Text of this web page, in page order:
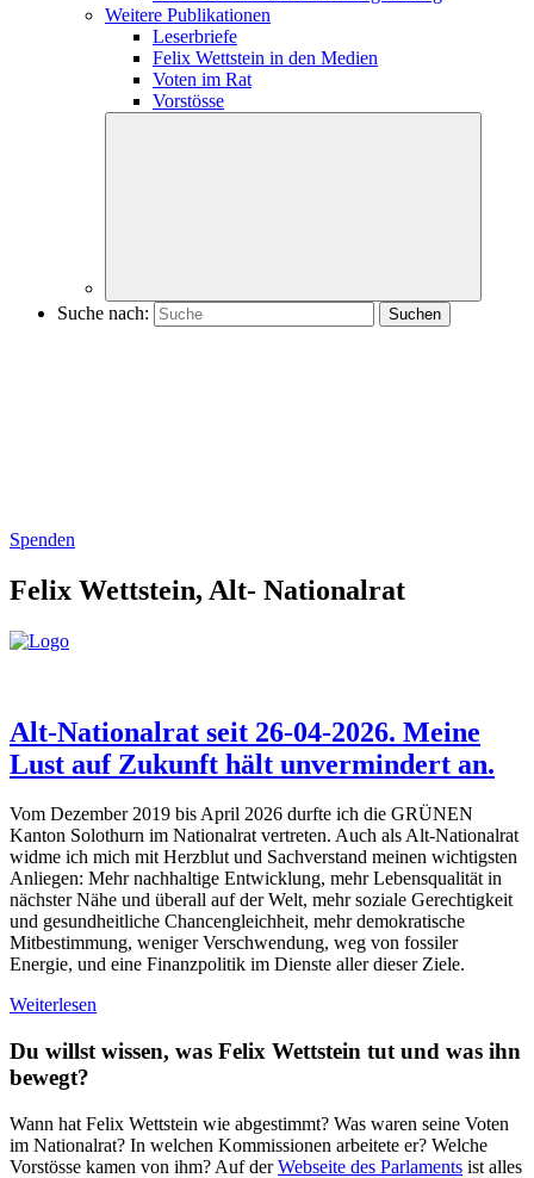
Weitere Publikationen
Leserbriefe
Felix Wettstein in den Medien
Voten im Rat
Vorstösse
Suche nach:
Spenden
Felix Wettstein, Alt- Nationalrat
Alt-Nationalrat seit 26-04-2026. Meine
Lust auf Zukunft hält unvermindert an.
Vom Dezember 2019 bis April 2026 durfte ich die GRÜNEN
Kanton Solothurn im Nationalrat vertreten. Auch als Alt-Nationalrat
widme ich mich mit Herzblut und Sachverstand meinen wichtigsten
Anliegen: Mehr nachhaltige Entwicklung, mehr Lebensqualität in
nächster Nähe und überall auf der Welt, mehr soziale Gerechtigkeit
und gesundheitliche Chancengleichheit, mehr demokratische
Mitbestimmung, weniger Verschwendung, weg von fossiler
Energie, und eine Finanzpolitik im Dienste aller dieser Ziele.
Weiterlesen
Du willst wissen, was Felix Wettstein tut und was ihn
bewegt?
Wann hat Felix Wettstein wie abgestimmt? Was waren seine Voten
im Nationalrat? In welchen Kommissionen arbeitete er? Welche
Vorstösse kamen von ihm? Auf derWebseite des Parlaments ist alles